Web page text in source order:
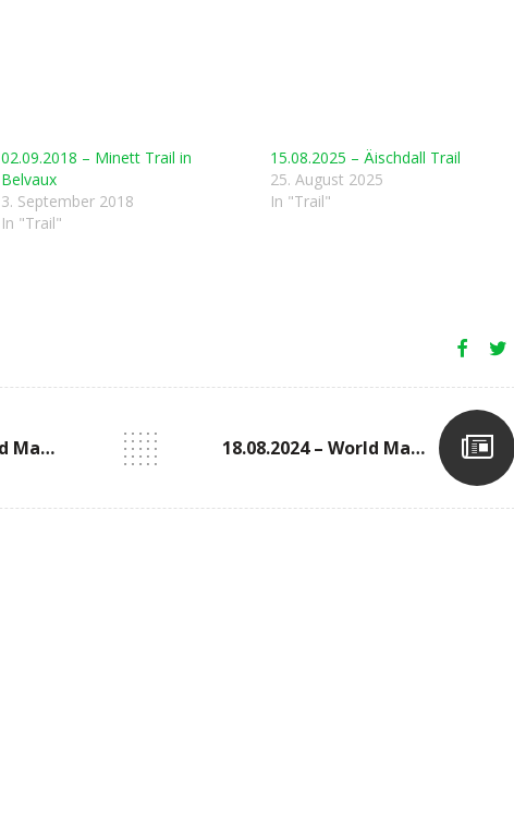
02.09.2018 – Minett Trail in
Belvaux
3. September 2018
In "Trail"
15.08.2025 – Äischdall Trail
25. August 2025
In "Trail"
14.08.2024 – World Masters Athletics Championships In Göteborg (SWE) 18.08.2024 – World Masters Athletics Championships In Göteborg (SWE)